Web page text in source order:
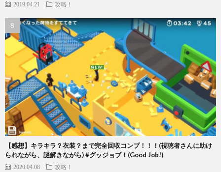
2019.04.21 攻略！
【感想】キラキラ？衣装？まで完全回収コンプ！！！(視聴者さんに助け
られながら、謎解きながら) #グッジョブ！(Good Job!)
2020.04.08 攻略！